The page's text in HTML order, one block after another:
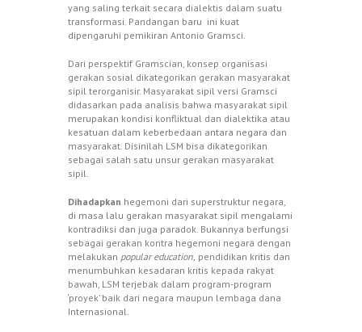
yang saling terkait secara dialektis dalam suatu
transformasi. Pandangan baru ini kuat
dipengaruhi pemikiran Antonio Gramsci.
Dari perspektif Gramscian, konsep organisasi
gerakan sosial dikategorikan gerakan masyarakat
sipil terorganisir. Masyarakat sipil versi Gramsci
didasarkan pada analisis bahwa masyarakat sipil
merupakan kondisi konfliktual dan dialektika atau
kesatuan dalam keberbedaan antara negara dan
masyarakat. Disinilah LSM bisa dikategorikan
sebagai salah satu unsur gerakan masyarakat
sipil.
Dihadapkan hegemoni dari superstruktur negara,
di masa lalu gerakan masyarakat sipil mengalami
kontradiksi dan juga paradok. Bukannya berfungsi
sebagai gerakan kontra hegemoni negara dengan
melakukan popular education, pendidikan kritis dan
menumbuhkan kesadaran kritis kepada rakyat
bawah, LSM terjebak dalam program-program
‘proyek’ baik dari negara maupun lembaga dana
Internasional.